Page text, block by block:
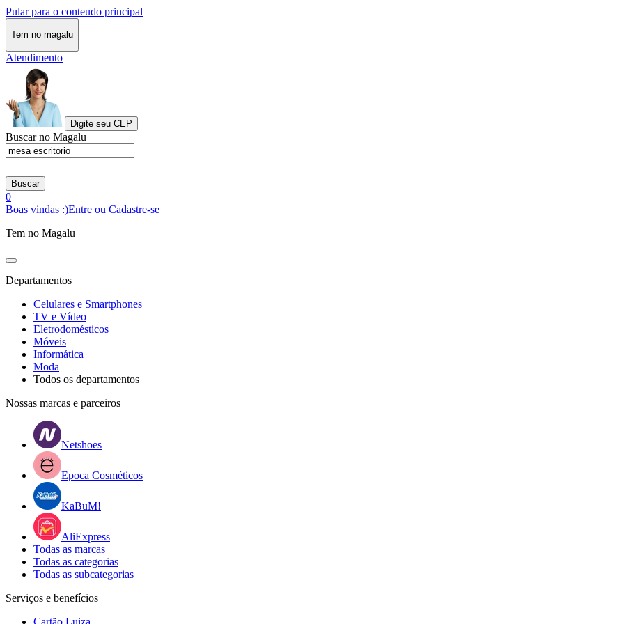
Pular para o conteudo principal
Tem no magalu
Atendimento
Digite seu CEP
Buscar no Magalu
Buscar
0
Boas vindas :)Entre ou Cadastre-se
Tem no Magalu
Departamentos
Celulares e Smartphones
TV e Vídeo
Eletrodomésticos
Móveis
Informática
Moda
Todos os departamentos
Nossas marcas e parceiros
Netshoes
Epoca Cosméticos
KaBuM!
AliExpress
Todas as marcas
Todas as categorias
Todas as subcategorias
Serviços e benefícios
Cartão Luiza